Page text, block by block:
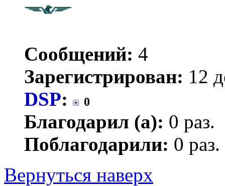
Сообщений: 4
Зарегистрирован: 12
DSP: 0
Благодарил (а): 0 раз.
Поблагодарили: 0 раз.
Вернуться наверх